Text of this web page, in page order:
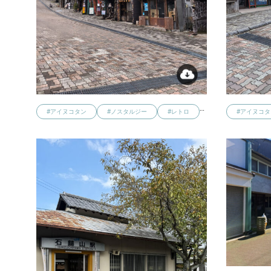
#アイヌコタン #ノスタルジー #レトロ #アイヌコ